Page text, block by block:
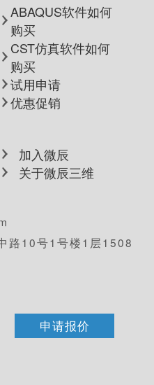
ABAQUS软件如何
购买
CST仿真软件如何
购买
试用申请
优惠促销
加入微辰
关于微辰三维
路10号1号楼1层1508
申请报价